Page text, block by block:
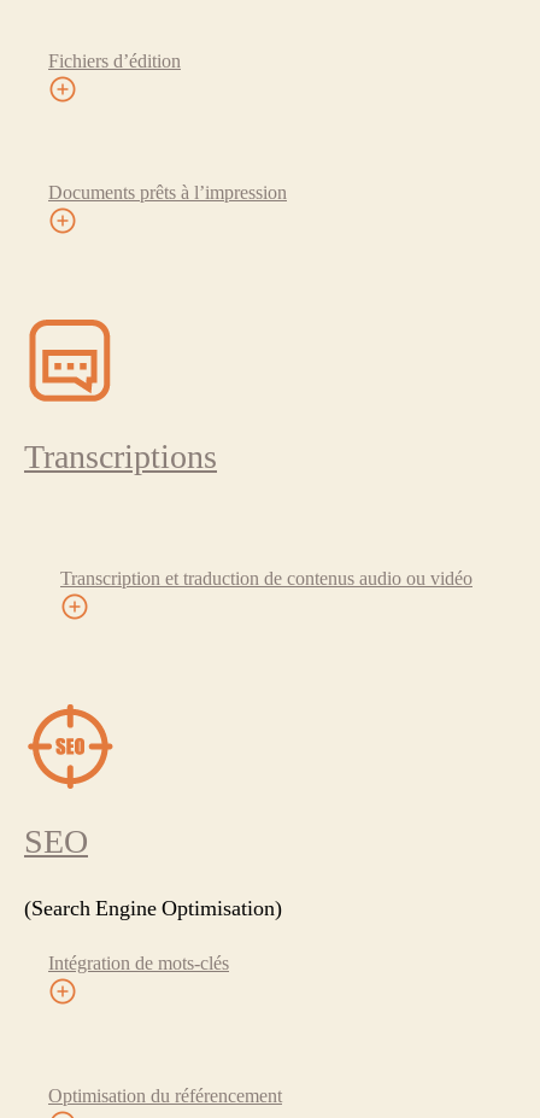
Fichiers d’édition
Documents prêts à l’impression
Transcriptions
Transcription et traduction de contenus audio ou vidéo
SEO
(Search Engine Optimisation)
Intégration de mots-clés
Optimisation du référencement